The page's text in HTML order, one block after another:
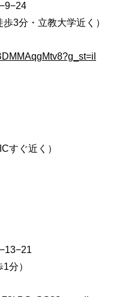
3分・立教大学近く）
すぐ近く）
分）